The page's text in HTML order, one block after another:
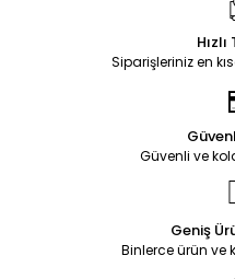
Siparişleriniz en
Güvenli ve
Geniş
Binlerce ürün